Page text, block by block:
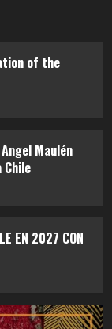
of the
Maulén
EN 2027 CON